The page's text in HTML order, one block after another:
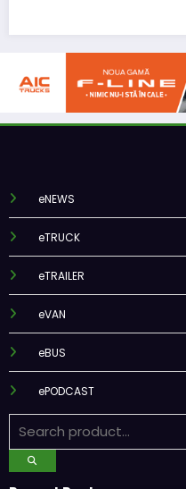
eNEWS
eTRUCK
eTRAILER
eVAN
eBUS
ePODCAST